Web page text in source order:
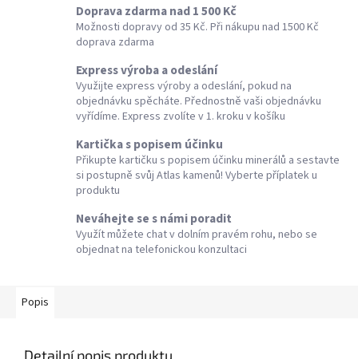
Doprava zdarma nad 1 500 Kč
Možnosti dopravy od 35 Kč. Při nákupu nad 1500 Kč
doprava zdarma
Express výroba a odeslání
Využijte express výroby a odeslání, pokud na
objednávku spěcháte. Přednostně vaši objednávku
vyřídíme. Express zvolíte v 1. kroku v košíku
Kartička s popisem účinku
Přikupte kartičku s popisem účinku minerálů a sestavte
si postupně svůj Atlas kamenů! Vyberte příplatek u
produktu
Neváhejte se s námi poradit
Využít můžete chat v dolním pravém rohu, nebo se
objednat na telefonickou konzultaci
Popis
Detailní popis produktu